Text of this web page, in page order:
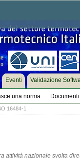
una norma
Eventi Validazione
16484-1
nazionale svolta